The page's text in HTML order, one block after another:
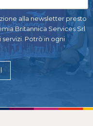
alla newsletter presto
Britannica Services Srl
Potrò in ogni